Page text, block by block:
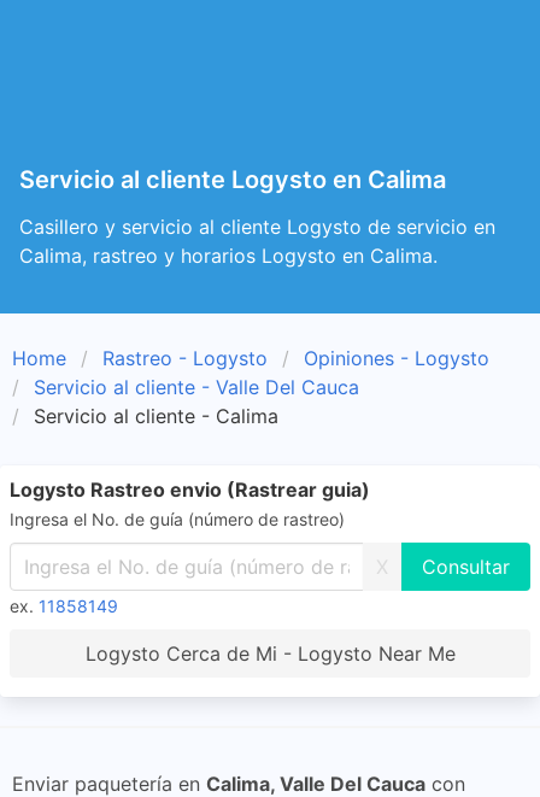
Servicio al cliente Logysto en Calima
Casillero y servicio al cliente Logysto de servicio en
Calima, rastreo y horarios Logysto en Calima.
Home Rastreo - Logysto
Opiniones - Logysto
Servicio al cliente - Valle Del Cauca
Servicio al cliente - Calima
Logysto Rastreo envio (Rastrear guia)
Ingresa el No. de guía (número de rastreo)
X
ex. 11858149
Logysto Cerca de Mi - Logysto Near Me
Enviar paquetería en Calima, Valle Del Cauca con